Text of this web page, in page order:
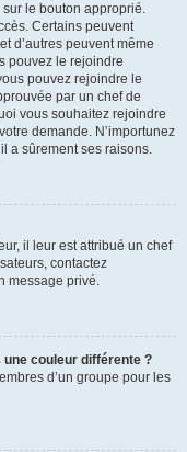
le bouton approprié.
Certains peuvent
d’autres peuvent même
pouvez le rejoindre
pouvez rejoindre le
par un chef de
vous souhaitez rejoindre
demande. N’importunez
a sûrement ses raisons.
il leur est attribué un chef
contactez
message privé.
couleur différente ?
d’un groupe pour les